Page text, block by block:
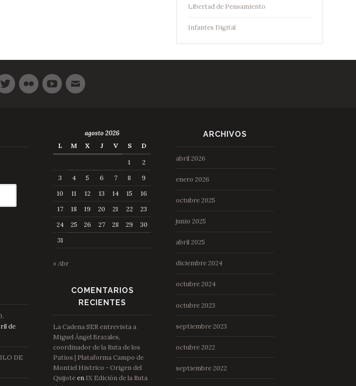
Libertad de Pensamiento
Infantes Digital
de
DE
agosto 2026
L
M X J V S
D
1
2
3
4 5 6 7 8
9
10
11 12 13 14 15
16
17
18 19 20 21 22
23
24
25 26 27 28 29
30
31
« Abr
COMENTARIOS
RECIENTES
La Cadena SER entrevista a
Miguel Ángel Brazales,
coordinador de la Ruta de los
Patios | Plataforma Campo de
Montiel Histrico - Origen del
Quijoteen IX Edición de la Ruta
ARCHIVOS
abril 2026
enero 2026
octubre 2025
junio 2025
abril 2025
diciembre 2024
octubre 2024
octubre 2023
septiembre 2023
octubre 2022
septiembre 2022